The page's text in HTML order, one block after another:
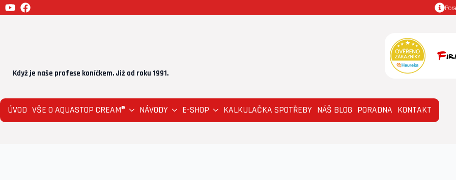
Když je naše profese koníčkem. Již od roku 1991.
ÚVOD VŠE O AQUASTOP CREAM® NÁVODY E-SHOP KALKULAČKA SPOTŘEBY NÁŠ BLOG PORADNA KONTAKT